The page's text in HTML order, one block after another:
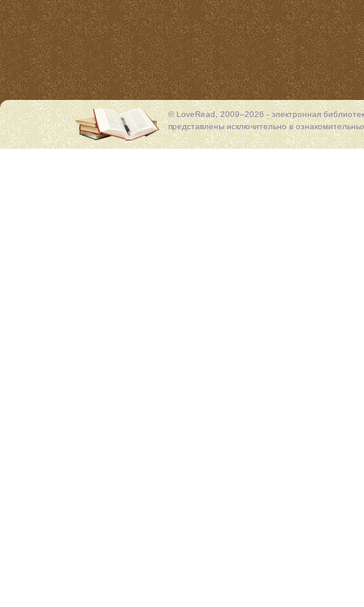
© LoveRead, 2009–2026 - электронная
представлены исключительно в